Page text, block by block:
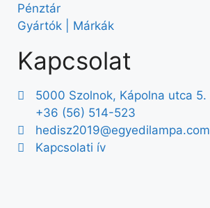
Pénztár
Gyártók | Márkák
Kapcsolat
5000 Szolnok, Kápolna utca 5.
+36 (56) 514-523
hedisz2019@egyedilampa.com
Kapcsolati ív